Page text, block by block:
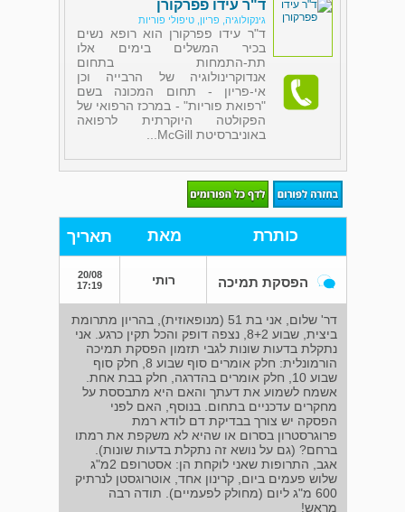
ד"ר עידו פפרקורן
גינקולוגיה, פריון, טיפולי פוריות
ד"ר עידו פפרקורן הוא רופא נשים
בכיר המשלים בימים אלו
תת-התמחות בתחום
אנדוקרינולוגיה של הרבייה וכן
אי-פריון - תחום המכונה בשם
"רפואת פוריות" - במרכז הרפואי של
הפקולטה היוקרתית לרפואה
באוניברסיטת McGill...
כותרת מאת תאריך
הפסקת תמיכה רותי
20/08
17:19
דר' שלום, אני בת 51 (מנופאוזית), בהריון מתרומת
ביצית, שבוע 8+2, נצפה דופק והכל תקין כרגע. אני
נתקלת בדעות שונות לגבי תזמון הפסקת תמיכה
הורמונלית: חלק אומרים סוף שבוע 8, חלק סוף
שבוע 10, חלק אומרים בהדרגה, חלק בבת אחת.
אשמח לשמוע את דעתך והאם היא מתבססת על
מחקרים עדכניים בתחום. בנוסף, האם לפני
הפסקה יש צורך בבדיקת דם לודא רמת
פרוגרסטרון בסרום או שהיא לא משקפת את רמתו
ברחם? (גם על נושא זה נתקלת בדעות שונות).
אגב, התרופות שאני לוקחת הן: אסטרופם 2מ"ג
שלוש פעמים ביום, קרינון אחד, אוטרוגסטן לנרתיק
600 מ"ג ליום (מחולק לפעמיים). תודה רבה
מראש!